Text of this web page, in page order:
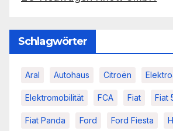
Schlagwörter
Aral Autohaus Citroën
Elektromobilität FCA Fiat Fiat
Fiat Panda Ford Ford Fiesta